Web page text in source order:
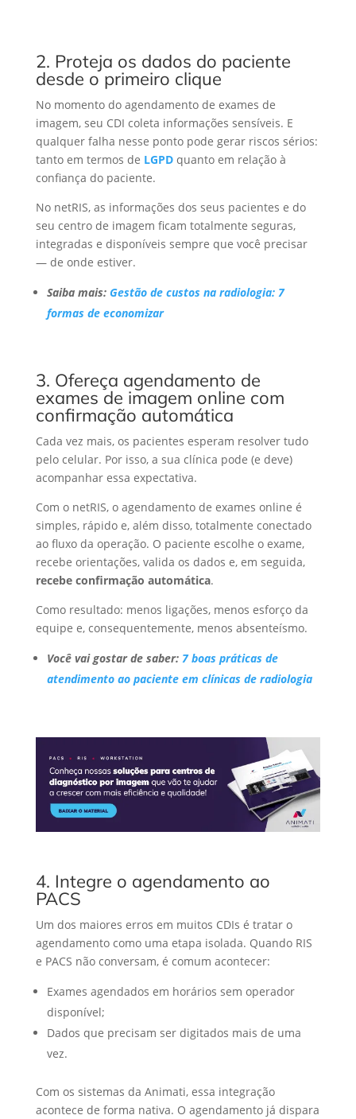
2. Proteja os dados do paciente
desde o primeiro clique
No momento do agendamento de exames de
imagem, seu CDI coleta informações sensíveis. E
qualquer falha nesse ponto pode gerar riscos sérios:
tanto em termos de LGPDquanto em relação à
confiança do paciente.
No netRIS, as informações dos seus pacientes e do
seu centro de imagem ficam totalmente seguras,
integradas e disponíveis sempre que você precisar
— de onde estiver.
Saiba mais: Gestão de custos na radiologia: 7
formas de economizar
3. Ofereça agendamento de
exames de imagem online com
confirmação automática
Cada vez mais, os pacientes esperam resolver tudo
pelo celular. Por isso, a sua clínica pode (e deve)
acompanhar essa expectativa.
Com o netRIS, o agendamento de exames online é
simples, rápido e, além disso, totalmente conectado
ao fluxo da operação. O paciente escolhe o exame,
recebe orientações, valida os dados e, em seguida,
recebe confirmação automática.
Como resultado: menos ligações, menos esforço da
equipe e, consequentemente, menos absenteísmo.
Você vai gostar de saber: 7 boas práticas de
atendimento ao paciente em clínicas de radiologia
4. Integre o agendamento ao
PACS
Um dos maiores erros em muitos CDIs é tratar o
agendamento como uma etapa isolada. Quando RIS
e PACS não conversam, é comum acontecer:
Exames agendados em horários sem operador
disponível;
Dados que precisam ser digitados mais de uma
vez.
Com os sistemas da Animati, essa integração
acontece de forma nativa. O agendamento já dispara